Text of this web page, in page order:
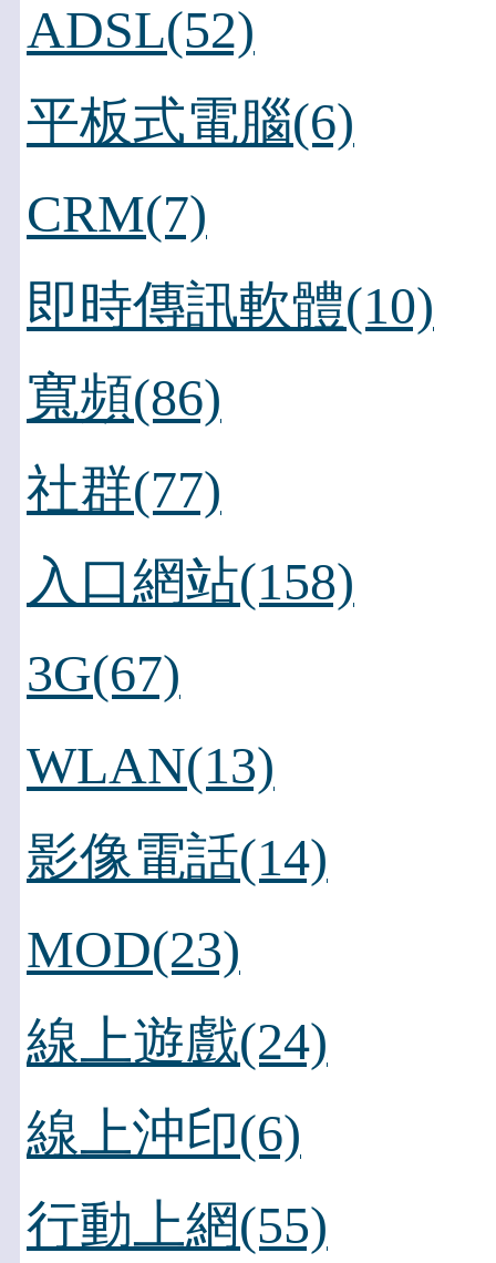
ADSL(52)
平板式電腦(6)
CRM(7)
即時傳訊軟體(10)
寬頻(86)
社群(77)
入口網站(158)
3G(67)
WLAN(13)
影像電話(14)
MOD(23)
線上遊戲(24)
線上沖印(6)
行動上網(55)